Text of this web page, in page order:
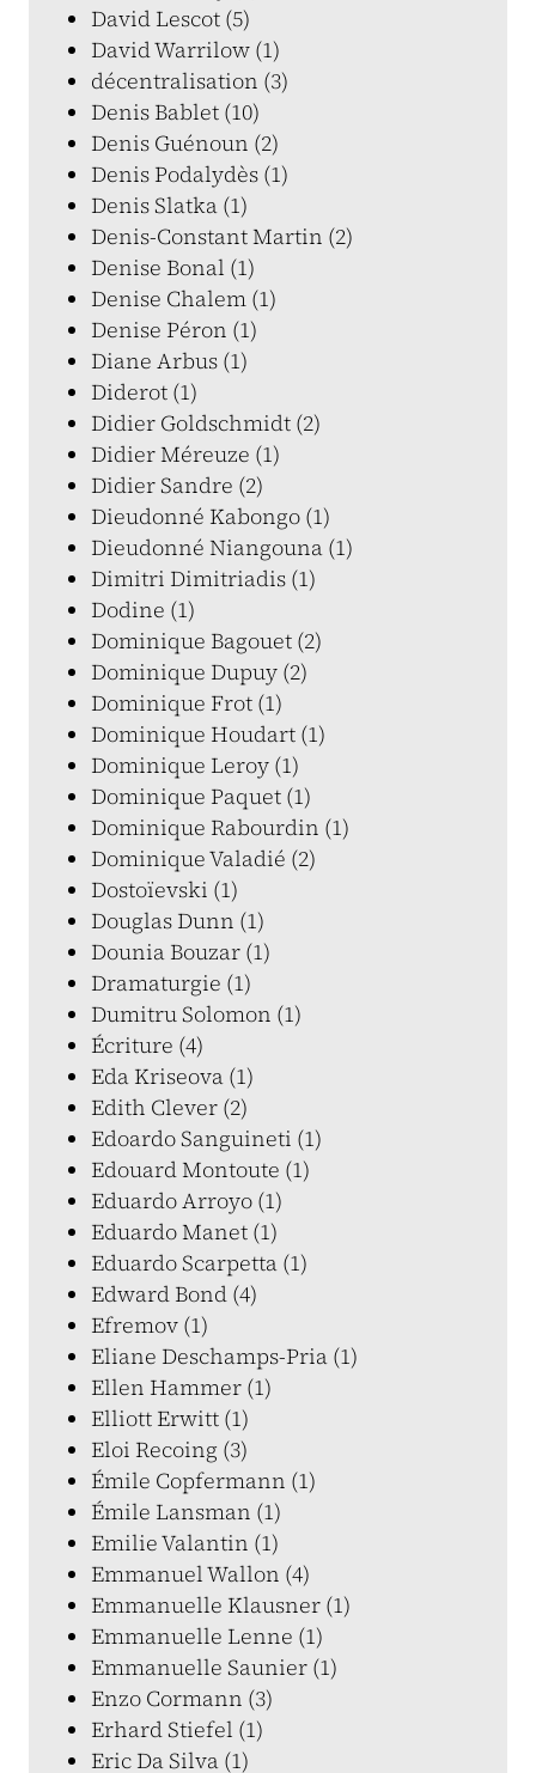
David Lescot (5)
David Warrilow (1)
décentralisation (3)
Denis Bablet (10)
Denis Guénoun (2)
Denis Podalydès (1)
Denis Slatka (1)
Denis-Constant Martin (2)
Denise Bonal (1)
Denise Chalem (1)
Denise Péron (1)
Diane Arbus (1)
Diderot (1)
Didier Goldschmidt (2)
Didier Méreuze (1)
Didier Sandre (2)
Dieudonné Kabongo (1)
Dieudonné Niangouna (1)
Dimitri Dimitriadis (1)
Dodine (1)
Dominique Bagouet (2)
Dominique Dupuy (2)
Dominique Frot (1)
Dominique Houdart (1)
Dominique Leroy (1)
Dominique Paquet (1)
Dominique Rabourdin (1)
Dominique Valadié (2)
Dostoïevski (1)
Douglas Dunn (1)
Dounia Bouzar (1)
Dramaturgie (1)
Dumitru Solomon (1)
Écriture (4)
Eda Kriseova (1)
Edith Clever (2)
Edoardo Sanguineti (1)
Edouard Montoute (1)
Eduardo Arroyo (1)
Eduardo Manet (1)
Eduardo Scarpetta (1)
Edward Bond (4)
Efremov (1)
Eliane Deschamps-Pria (1)
Ellen Hammer (1)
Elliott Erwitt (1)
Eloi Recoing (3)
Émile Copfermann (1)
Émile Lansman (1)
Emilie Valantin (1)
Emmanuel Wallon (4)
Emmanuelle Klausner (1)
Emmanuelle Lenne (1)
Emmanuelle Saunier (1)
Enzo Cormann (3)
Erhard Stiefel (1)
Eric Da Silva (1)